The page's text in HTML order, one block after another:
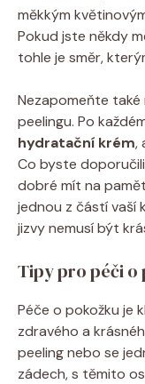
měkkým
Pokud jste někdy
tohle je směr,
Nezapomeňte
peelingu. Po
hydratační krém,
Co byste
dobré mít na
jednou z částí vaší
jizvy nemusí být
Tipy pro péči o
Péče o pokožku je
zdravého a
peeling nebo se
zádech, s těmito